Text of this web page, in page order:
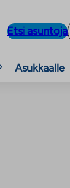
Etsi asuntoja
Asukkaalle